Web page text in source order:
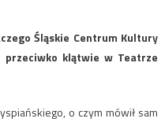
Śląskie Centrum Kultury
przeciwko klątwie w Teatrze
o czym mówił sam